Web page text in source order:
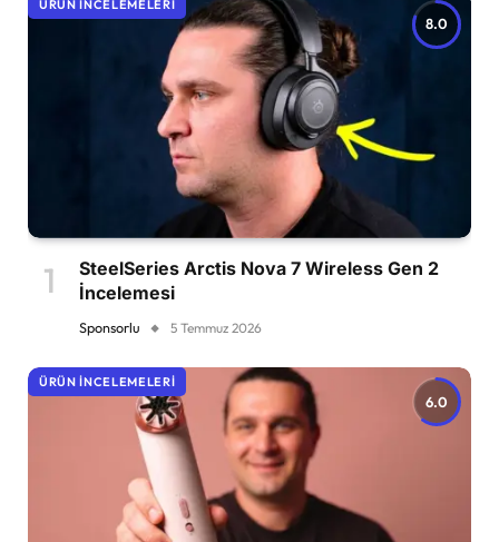
8.0
ÜRÜN İNCELEMELERI
SteelSeries Arctis Nova 7 Wireless Gen 2
İncelemesi
Sponsorlu 5 Temmuz 2026
6.0
ÜRÜN İNCELEMELERI